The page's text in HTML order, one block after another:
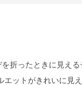
を折ったときに見え
エットがきれいに見